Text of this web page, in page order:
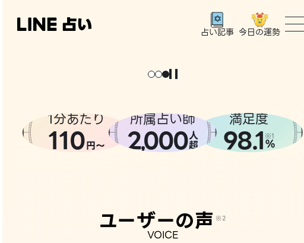
占い記事 今日の運勢
。
1分あたり
110円〜
所属占い師
2,000人
超
満足度
98.1 ※1
%
ユーザーの声 ※2
VOICE